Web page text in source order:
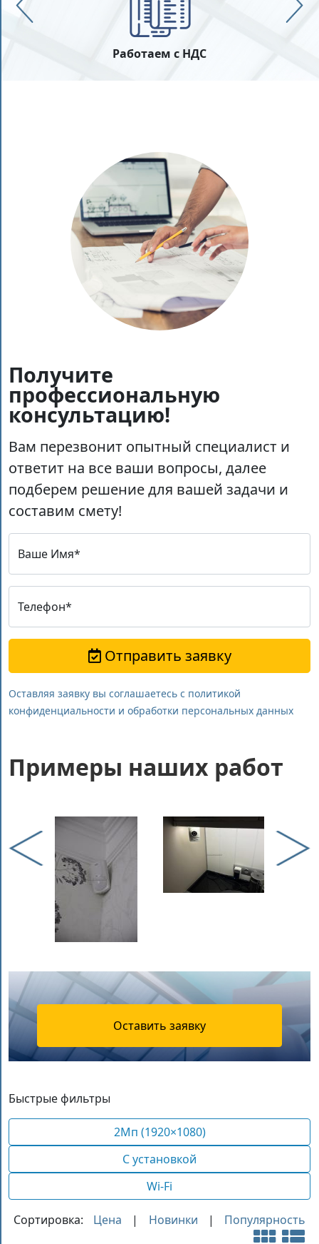
Работаем с НДС
Получите
профессиональную
консультацию!
Вам перезвонит опытный специалист и
ответит на все ваши вопросы, далее
подберем решение для вашей задачи и
составим смету!
Ваше Имя*
Телефон*
Отправить заявку
Оставляя заявку вы соглашаетесь с политикой
конфиденциальности и обработки персональных данных
Примеры наших работ
Оставить заявку
Быстрые фильтры
2Мп (1920×1080)
С установкой
Wi-Fi
Сортировка: Цена | Новинки | Популярность